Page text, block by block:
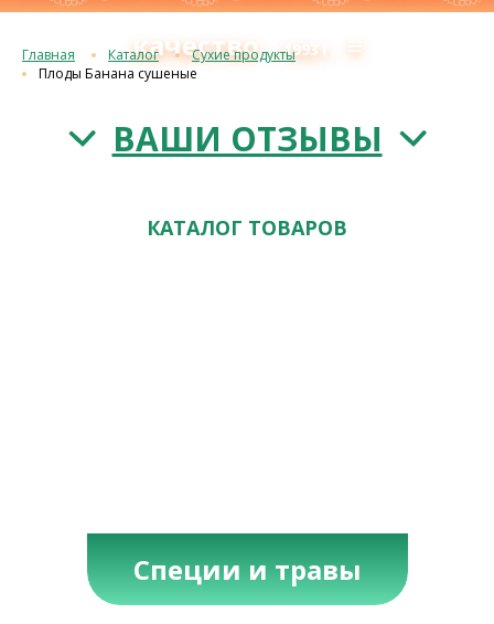
качествос 1993 г. ≡
Главная Каталог
Сухие продукты
Плоды Банана сушеные
ВАШИ ОТЗЫВЫ
КАТАЛОГ ТОВАРОВ
Специи и травы